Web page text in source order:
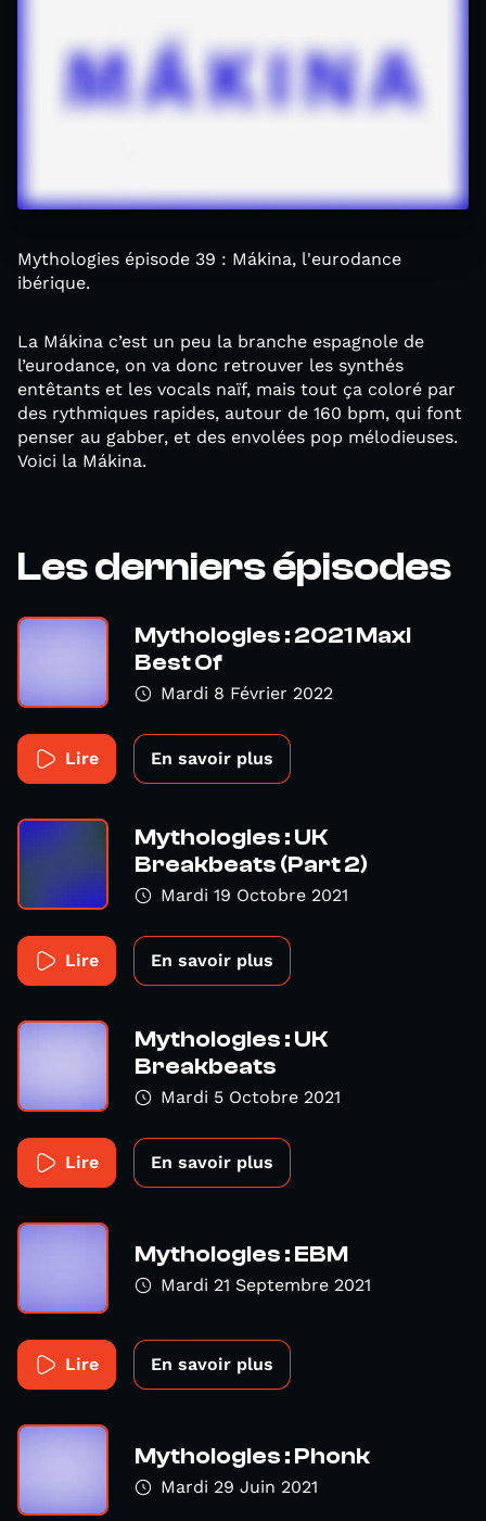
Mythologies épisode 39 : Mákina, l'eurodance
ibérique.
La Mákina c’est un peu la branche espagnole de
l’eurodance, on va donc retrouver les synthés
entêtants et les vocals naïf, mais tout ça coloré par
des rythmiques rapides, autour de 160 bpm, qui font
penser au gabber, et des envolées pop mélodieuses.
Voici la Mákina.
Les derniers épisodes
Mythologies : 2021 Maxi
Best Of
Mardi 8 Février 2022
Lire En savoir plus
Mythologies : UK
Breakbeats (Part 2)
Mardi 19 Octobre 2021
Lire En savoir plus
Mythologies : UK
Breakbeats
Mardi 5 Octobre 2021
Lire En savoir plus
Mythologies : EBM
Mardi 21 Septembre 2021
Lire En savoir plus
Mythologies : Phonk
Mardi 29 Juin 2021